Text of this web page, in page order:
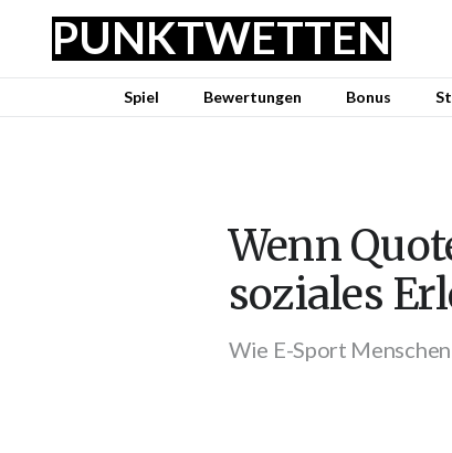
PUNKTWETTEN
Spiel Bewertungen Bonus
Wenn
soziales
Wie E-Sport